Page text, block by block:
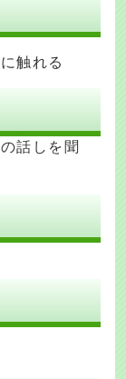
触れる
話しを聞